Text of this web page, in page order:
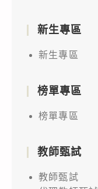
新生專區
新生專區
榜單專區
榜單專區
教師甄試
教師甄試